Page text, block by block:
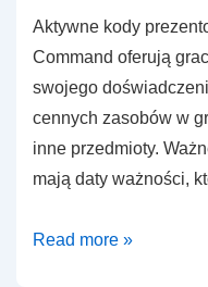
Aktywne kody
Command oferują
swojego
cennych zasobów w
inne przedmioty.
mają daty ważności,
Kody
Read more »